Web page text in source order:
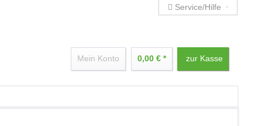
Service/Hilfe
Mein Konto 0,00 € * zur Kasse